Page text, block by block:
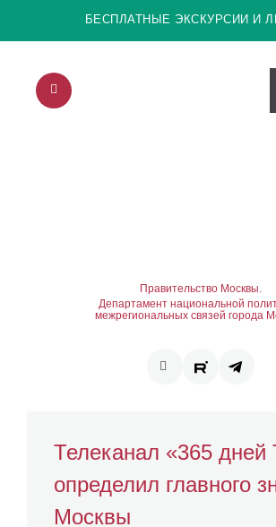
БЕСПЛАТНЫЕ ЭКСКУРСИИ И
Правительство Москвы.
Департамент национальной
межрегиональных связей города
Телеканал «365 дней
определил главного
Москвы